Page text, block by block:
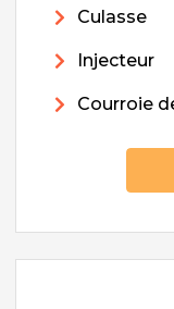
Culasse
Injecteur
Courroie